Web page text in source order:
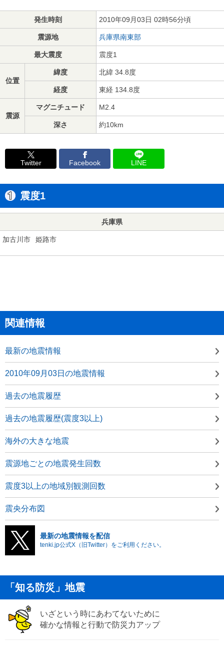
発生時刻 2010年09月03日 02時56分頃
震源地 兵庫県南東部
最大震度 震度1
位置
緯度 北緯 34.8度
経度 東経 134.8度
震源
マグニチュード M2.4
深さ 約10km
Twitter Facebook LINE
震度1
兵庫県
加古川市 姫路市
関連情報
最新の地震情報
2010年09月03日の地震情報
過去の地震履歴
過去の地震履歴(震度3以上)
海外の大きな地震
震源地ごとの地震発生回数
震度3以上の地域別観測回数
震央分布図
最新の地震情報を配信
tenki.jp公式X（旧Twitter）をご利用ください。
「知る防災」地震
いざという時にあわてないために
確かな情報と行動で防災力アップ